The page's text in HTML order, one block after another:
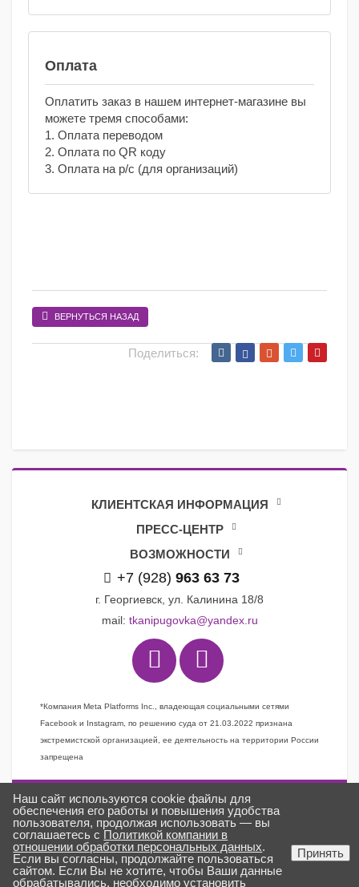
Оплата
Оплатить заказ в нашем интернет-магазине вы
можете тремя способами:
1. Оплата переводом
2. Оплата по QR коду
3. Оплата на р/с (для организаций)
ВЕРНУТЬСЯ НАЗАД
Поделиться:
КЛИЕНТСКАЯ ИНФОРМАЦИЯ
ПРЕСС-ЦЕНТР
ВОЗМОЖНОСТИ
+7 (928) 963 63 73
г. Георгиевск, ул. Калинина 18/8
mail: tkanipugovka@yandex.ru
*Компания Meta Platforms Inc., владеющая социальными сетями
Facebook и Instagram, по решению суда от 21.03.2022 признана
экстремистской организацией, ее деятельность на территории России
запрещена
Задать вопрос
Заказать звонок
Создано вГИПЕРКУБ®
ткани «Пуговка» © 2025
Наш сайт используются cookie файлы для
обеспечения его работы и повышения удобства
пользователя, продолжая использовать — вы
соглашаетесь с Политикой компании в
отношении обработки персональных данных.
Если вы согласны, продолжайте пользоваться
сайтом. Если Вы не хотите, чтобы Ваши данные
обрабатывались, необходимо установить
Принять